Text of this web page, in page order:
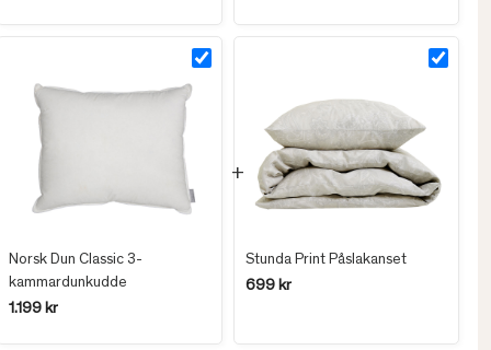
Norsk Dun Classic 3-
kammardunkudde
1.199 kr
Stunda Print Påslakanset
699 kr